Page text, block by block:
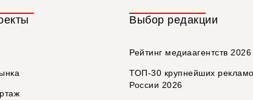
Выбор редакции
Рейтинг медиаагентств 2026
ТОП-30 крупнейших
России 2026